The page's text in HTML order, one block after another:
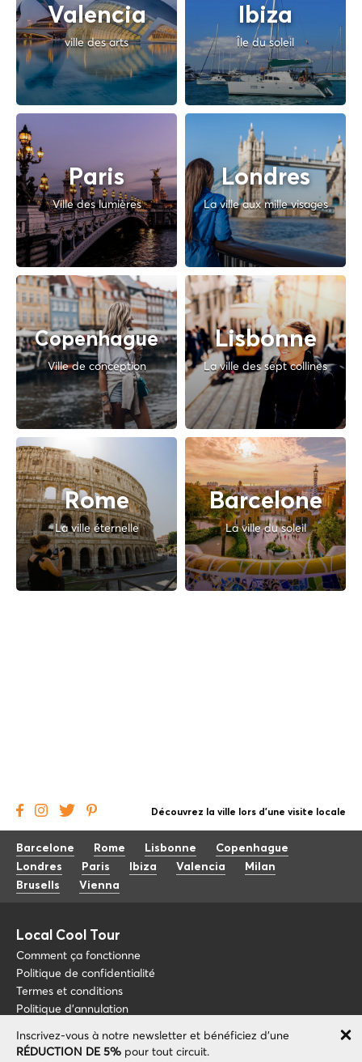
Valencia
ville des arts
Ibiza
Île du soleil
Paris
Ville des lumières
Londres
La ville aux mille visages
Copenhague
Ville de conception
Lisbonne
La ville des sept collines
Rome
La ville éternelle
Barcelone
La ville du soleil
Inscrivez-vous à notre newsletter et bénéficiez d'une
RÉDUCTION DE 5% pour tout circuit.
Découvrez la ville lors d'une visite locale
Barcelone Rome Lisbonne
Copenhague
Londres
Paris Ibiza Valencia
Milan
Brusells
Vienna
Local Cool Tour
Comment ça fonctionne
Politique de confidentialité
Termes et conditions
Politique d'annulation
Blog
+34 675 176 220